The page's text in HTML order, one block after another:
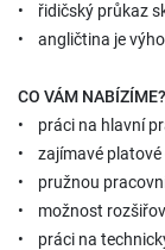
• řidičský průkaz
• angličtina je
CO VÁM NABÍZÍME?
• práci na hlavní
• zajímavé platové
• pružnou
• možnost
• práci na